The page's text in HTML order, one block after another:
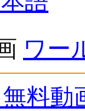
ワー
料動